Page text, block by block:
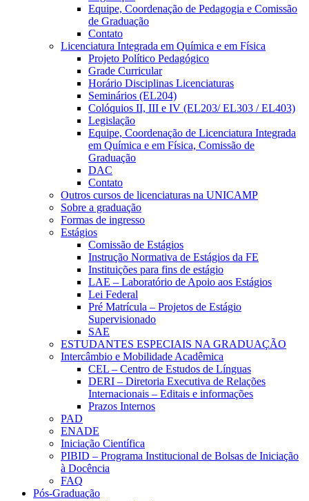
Equipe, Coordenação de Pedagogia e Comissão
de Graduação
Contato
Licenciatura Integrada em Química e em Física
Projeto Político Pedagógico
Grade Curricular
Horário Disciplinas Licenciaturas
Seminários (EL204)
Colóquios II, III e IV (EL203/ EL303 / EL403)
Legislação
Equipe, Coordenação de Licenciatura Integrada
em Química e em Física, Comissão de
Graduação
DAC
Contato
Outros cursos de licenciaturas na UNICAMP
Sobre a graduação
Formas de ingresso
Estágios
Comissão de Estágios
Instrução Normativa de Estágios da FE
Instituições para fins de estágio
LAE – Laboratório de Apoio aos Estágios
Lei Federal
Pré Matrícula – Projetos de Estágio
Supervisionado
SAE
ESTUDANTES ESPECIAIS NA GRADUAÇÃO
Intercâmbio e Mobilidade Acadêmica
CEL – Centro de Estudos de Línguas
DERI – Diretoria Executiva de Relações
Internacionais – Editais e informações
Prazos Internos
PAD
ENADE
Iniciação Científica
PIBID – Programa Institucional de Bolsas de Iniciação
à Docência
FAQ
Pós-Graduação